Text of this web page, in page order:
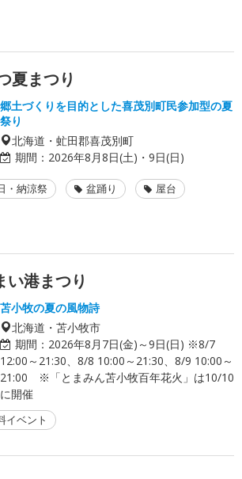
夏まつり
郷土づくりを目的とした喜茂別町民参加型の夏
祭り
北海道・虻田郡喜茂別町
期間： 2026年8月8日(土)・9日(日)
・納涼祭 盆踊り 屋台
い港まつり
苫小牧の夏の風物詩
北海道・苫小牧市
期間： 2026年8月7日(金)～9日(日) ※8/7
12:00～21:30、8/8 10:00～21:30、8/9 10:00～
21:00 ※「とまみん苫小牧百年花火」は10/10
に開催
イベント